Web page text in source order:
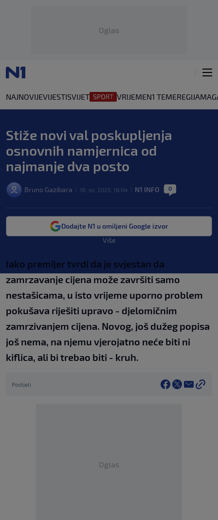
Oglas
NAJNOVIJEVIJESTISVIJET VRIJEMEN1 TEMEREGIJA
Stiže novi val poskupljenja
osnovnih namjernica od
najmanje dva posto
Bruno Gazibara 16. sij. 2025. 18:04 N1 INFO 0
Dodajte N1 u omiljeni Google izvor
Više
Iako premijer tvrdi da je svjestan da
zamrzavanje cijena može završiti samo
nestašicama, u isto vrijeme uporno problem
pokušava riješiti upravo - djelomičnim
zamrzivanjem cijena. Novog, još dužeg popisa
još nema, na njemu vjerojatno neće biti ni
kiflica, ali bi trebao biti - kruh.
Podijeli
Oglas